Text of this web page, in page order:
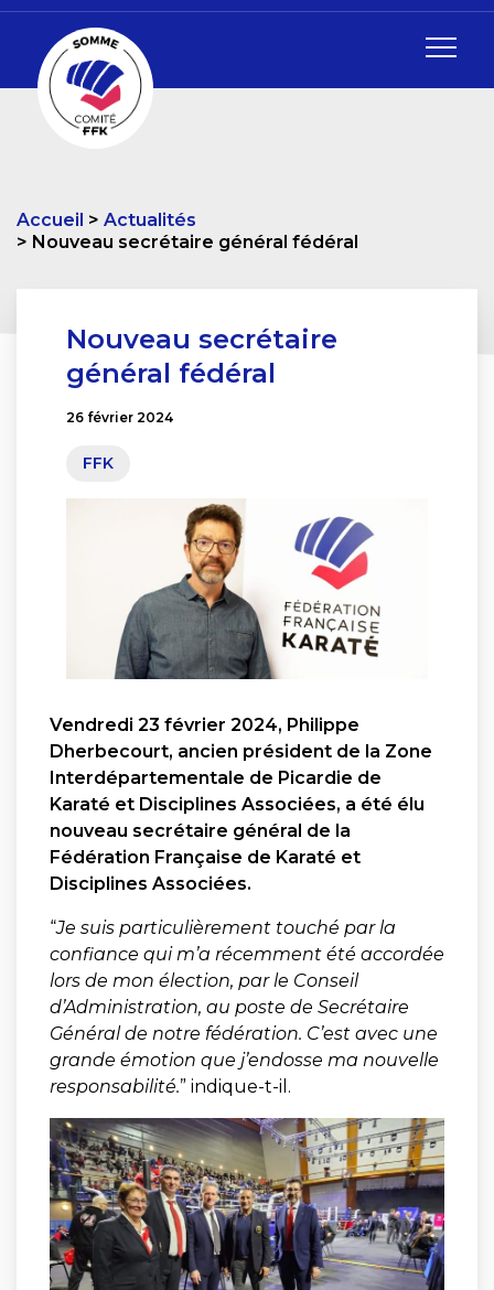
Accueil
Actualités
Nouveau secrétaire général fédéral
Nouveau secrétaire
général fédéral
26 février 2024
FFK
Vendredi 23 février 2024, Philippe
Dherbecourt, ancien président de la Zone
Interdépartementale de Picardie de
Karaté et Disciplines Associées, a été élu
nouveau secrétaire général de la
Fédération Française de Karaté et
Disciplines Associées.
“Je suis particulièrement touché par la
confiance qui m’a récemment été accordée
lors de mon élection, par le Conseil
d’Administration, au poste de Secrétaire
Général de notre fédération. C’est avec une
grande émotion que j’endosse ma nouvelle
responsabilité.” indique-t-il.